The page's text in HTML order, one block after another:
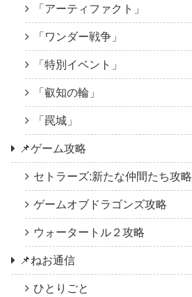
「アーティファクト」
「ワンダー戦争」
「特別イベント」
「叡知の輪」
「罠城」
📌ゲーム攻略
セトラーズ:新たな仲間たち攻略
ゲームオブドラゴンズ攻略
ウォータートル２攻略
📌ねお通信
ひとりごと